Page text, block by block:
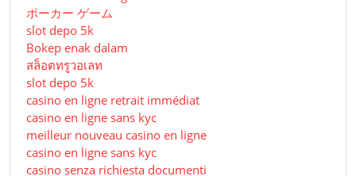
ポーカー ゲーム
slot depo 5k
Bokep enak dalam
สล็อตทรูวอเลท
slot depo 5k
casino en ligne retrait immédiat
casino en ligne sans kyc
meilleur nouveau casino en ligne
casino en ligne sans kyc
casino senza richiesta documenti